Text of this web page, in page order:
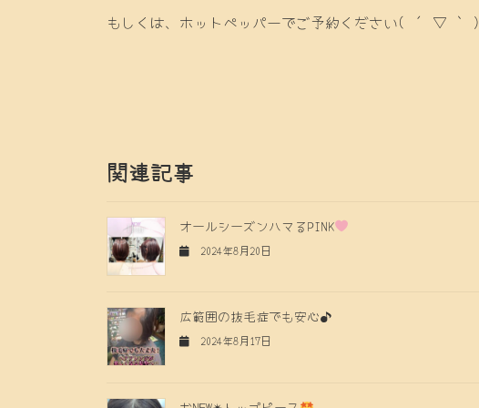
もしくは、ホットペッパーでご予約ください( ´ ▽ ` )
関連記事
オールシーズンハマるPINK
2024年8月20日
広範囲の抜毛症でも安心♪
2024年8月17日